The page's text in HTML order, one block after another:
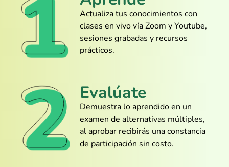
con macros. Antes me daba miedo
tocarlas.
Está tan bien explicado que me sentí
experto sin haber abierto Excel en años
Actualiza tus conocimientos con
clases en vivo vía Zoom y Youtube,
sesiones grabadas y recursos
prácticos.
Evalúate
Demuestra lo aprendido en un
examen de alternativas múltiples,
al aprobar recibirás una constancia
de participación sin costo.